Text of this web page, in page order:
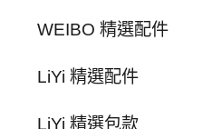
WEIBO 精選配件
LiYi 精選配件
LiYi 精選包款